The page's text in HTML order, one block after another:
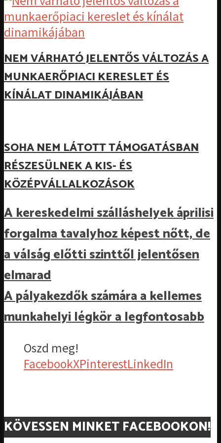
NEM VÁRHATÓ JELENTŐS VÁLTOZÁS A
MUNKAERŐPIACI KERESLET ÉS
KÍNÁLAT DINAMIKÁJÁBAN
SOHA NEM LÁTOTT TÁMOGATÁSBAN
RÉSZESÜLNEK A KIS- ÉS
KÖZÉPVÁLLALKOZÁSOK
A kereskedelmi szálláshelyek áprilisi
forgalma tavalyhoz képest nőtt, de
a válság előtti szinttől jelentősen
elmarad
A pályakezdők számára a kellemes
munkahelyi légkör a legfontosabb
Oszd meg!
FacebookXPinterestLinkedIn
KÖVESSEN MINKET FACEBOOKON!